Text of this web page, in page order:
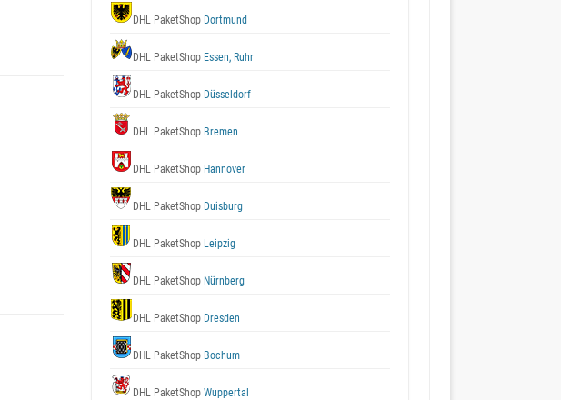
DHL PaketShop Dortmund
DHL PaketShop Essen, Ruhr
DHL PaketShop Düsseldorf
DHL PaketShop Bremen
DHL PaketShop Hannover
DHL PaketShop Duisburg
DHL PaketShop Leipzig
DHL PaketShop Nürnberg
DHL PaketShop Dresden
DHL PaketShop Bochum
DHL PaketShop Wuppertal